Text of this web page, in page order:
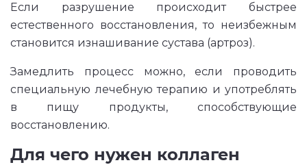
Если разрушение происходит быстрее
естественного восстановления, то неизбежным
становится изнашивание сустава (артроз).
Замедлить процесс можно, если проводить
специальную лечебную терапию и употреблять
в пищу продукты, способствующие
восстановлению.
Для чего нужен коллаген